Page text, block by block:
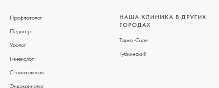
Профпатолог
Педиатр
Уролог
Гинеколог
Стоматология
Эндокринолог
НАША КЛИНИКА В ДРУГИХ
ГОРОДАХ
Тарко-Сале
Губкинский